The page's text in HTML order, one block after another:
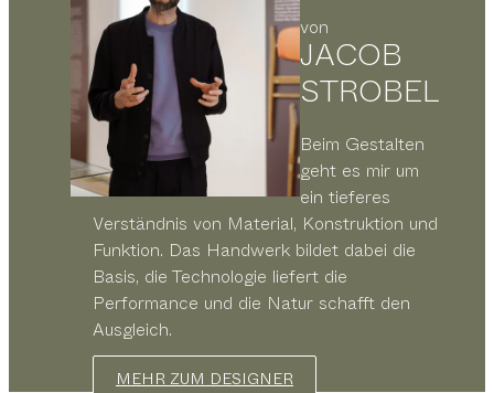
von
JACOB
STROBEL
Beim Gestalten
geht es mir um
ein tieferes
Verständnis von Material, Konstruktion und
Funktion. Das Handwerk bildet dabei die
Basis, die Technologie liefert die
Performance und die Natur schafft den
Ausgleich.
MEHR ZUM DESIGNER